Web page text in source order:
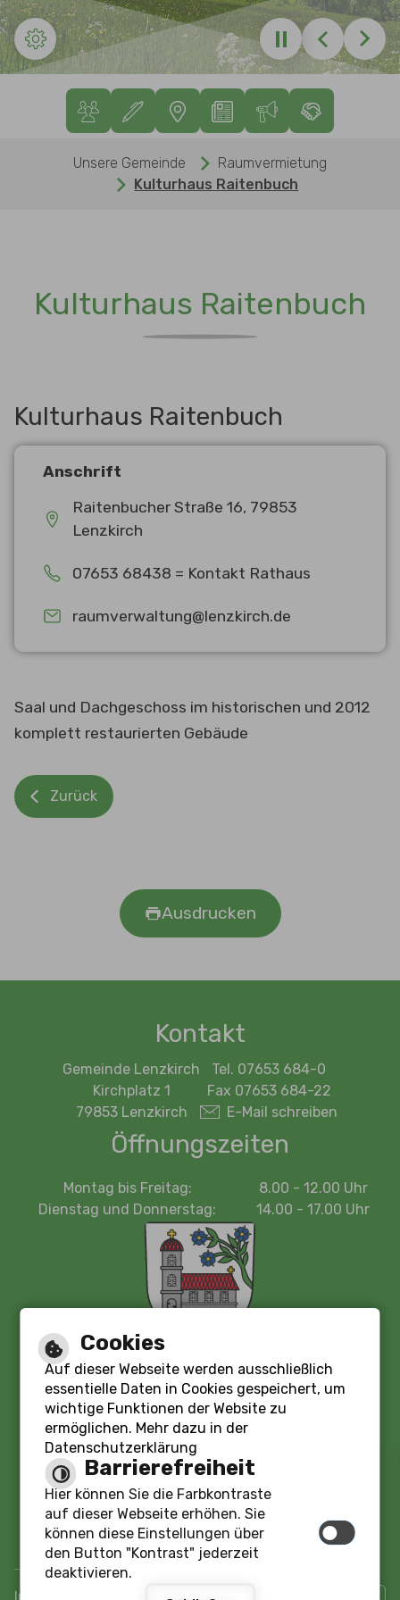
Zurück
Sie sind hier:Unsere Gemeinde
Raumvermietung
Kulturhaus Raitenbuch
Kulturhaus Raitenbuch
Kulturhaus Raitenbuch
Anschrift
Raitenbucher Straße 16, 79853
Lenzkirch
07653 68438 = Kontakt Rathaus
raumverwaltung@lenzkirch.de
Saal und Dachgeschoss im historischen und 2012
komplett restaurierten Gebäude
Zurück
Ausdrucken
Kontakt
Gemeinde Lenzkirch
Kirchplatz 1
79853 Lenzkirch
Tel. 07653 684-0
Fax 07653 684-22
E-Mail schreiben
Öffnungszeiten
Montag bis Freitag:
Dienstag und Donnerstag:
8.00 - 12.00 Uhr
14.00 - 17.00 Uhr
Leichte Sprache
Gebärdensprache
Barrierefreie Ansicht
|
Cookies
Auf dieser Webseite werden ausschließlich
essentielle Daten in Cookies gespeichert, um
wichtige Funktionen der Website zu
ermöglichen. Mehr dazu in der
Datenschutzerklärung
Barrierefreiheit
Hier können Sie die Farbkontraste
auf dieser Webseite erhöhen. Sie
können diese Einstellungen über
den Button "Kontrast" jederzeit
deaktivieren.